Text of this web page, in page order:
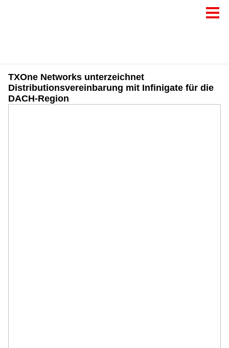
TXOne Networks unterzeichnet
Distributionsvereinbarung mit Infinigate für die
DACH-Region